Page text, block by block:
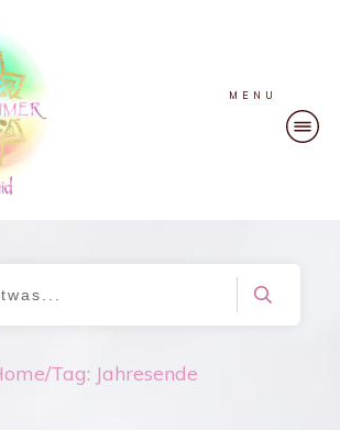
MENU
/Tag: Jahresende